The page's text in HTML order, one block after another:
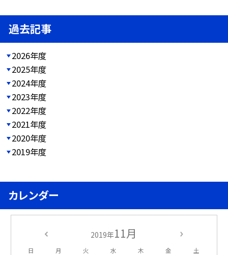
過去記事
2026年度
2025年度
2024年度
2023年度
2022年度
2021年度
2020年度
2019年度
カレンダー
2019年11月
日 月 火 水 木 金 土